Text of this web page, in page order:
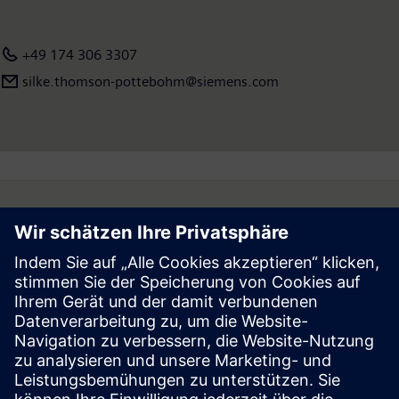
+49 174 306 3307
silke.thomson-pottebohm@siemens.com
Follow
Press | Company | Siemens
© Siemens 1996 – 2026